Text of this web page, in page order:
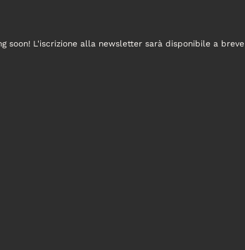
soon! L'iscrizione alla newsletter sarà disponibile a breve